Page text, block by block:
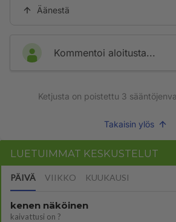
Äänestä
Kommentoi aloitusta...
Ketjusta on poistettu 3
Takaisin ylös
LUETUIMMAT KESKUSTELUT
PÄIVÄ VIIKKO KUUKAUSI
kenen näköinen
kaivattusi on ?